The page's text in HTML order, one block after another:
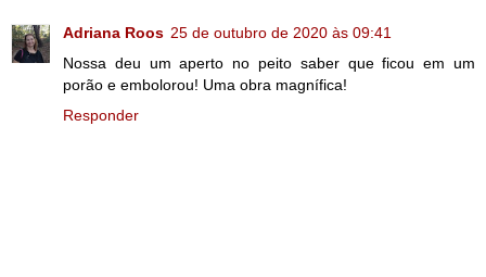
Adriana Roos 25 de outubro de 2020 às 09:41
Nossa deu um aperto no peito saber que ficou em um
porão e embolorou! Uma obra magnífica!
Responder